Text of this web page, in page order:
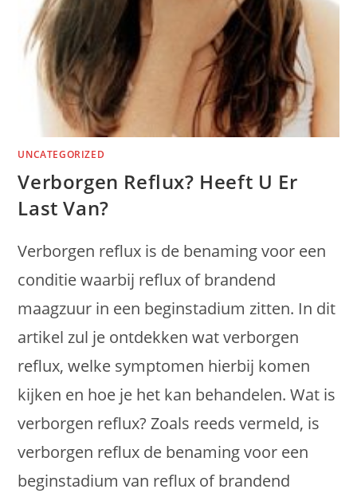
UNCATEGORIZED
Verborgen Reflux? Heeft U Er
Last Van?
Verborgen reflux is de benaming voor een
conditie waarbij reflux of brandend
maagzuur in een beginstadium zitten. In dit
artikel zul je ontdekken wat verborgen
reflux, welke symptomen hierbij komen
kijken en hoe je het kan behandelen. Wat is
verborgen reflux? Zoals reeds vermeld, is
verborgen reflux de benaming voor een
beginstadium van reflux of brandend